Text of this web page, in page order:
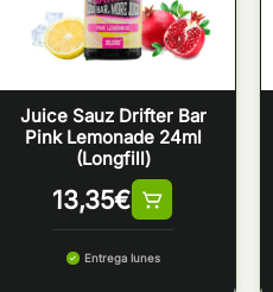
Juice Sauz Drifter Bar
Pink Lemonade 24ml
(Longfill)
13,35€
Entrega lunes